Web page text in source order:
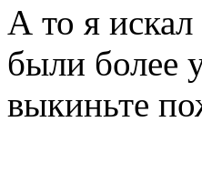
А то я
были более
выкиньте